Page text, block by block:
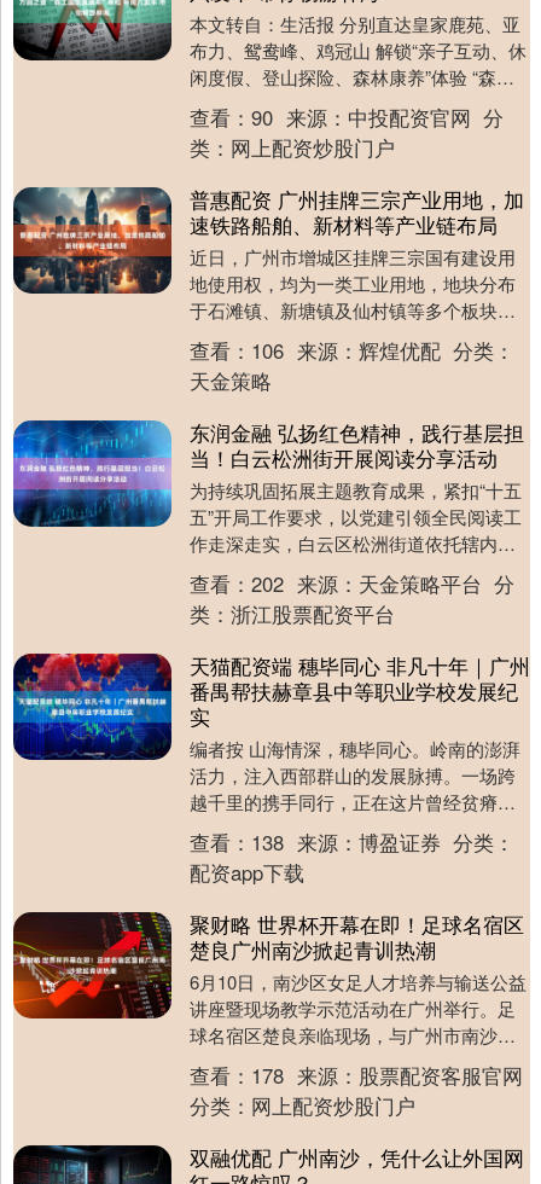
本文转自：生活报 分别直达皇家鹿苑、亚
布力、鸳鸯峰、鸡冠山 解锁“亲子互动、休
闲度假、登山探险、森林康养”体验 “森工
国旅直通车”来啦 每周六发车 带你畅游林
海....
查看： 90 来源： 中投配资官网 分
类： 网上配资炒股门户
普惠配资 广州挂牌三宗产业用地，加
速铁路船舶、新材料等产业链布局
近日，广州市增城区挂牌三宗国有建设用
地使用权，均为一类工业用地，地块分布
于石滩镇、新塘镇及仙村镇等多个板块，
为增城区优化产业空间布局、推动制造业
高质量发展再添新....
查看： 106 来源： 辉煌优配 分类：
天金策略
东润金融 弘扬红色精神，践行基层担
当！白云松洲街开展阅读分享活动
为持续巩固拓展主题教育成果，紧扣“十五
五”开局工作要求，以党建引领全民阅读工
作走深走实，白云区松洲街道依托辖内党
群服务中心、新时代文明实践所两大阵
地，常态化开展....
查看： 202 来源： 天金策略平台 分
类： 浙江股票配资平台
天猫配资端 穗毕同心 非凡十年｜广州
番禺帮扶赫章县中等职业学校发展纪
实
编者按 山海情深，穗毕同心。岭南的澎湃
活力，注入西部群山的发展脉搏。一场跨
越千里的携手同行，正在这片曾经贫瘠的
土地上，书写着乡村振兴的崭新篇章。
2026年，是....
查看： 138 来源： 博盈证券 分类：
配资app下载
聚财略 世界杯开幕在即！足球名宿区
楚良广州南沙掀起青训热潮
6月10日，南沙区女足人才培养与输送公益
讲座暨现场教学示范活动在广州举行。足
球名宿区楚良亲临现场，与广州市南沙区
青训教练员及年轻运动员面对面交流，分
享执教经验和....
查看： 178 来源： 股票配资客服官网
分类： 网上配资炒股门户
双融优配 广州南沙，凭什么让外国网